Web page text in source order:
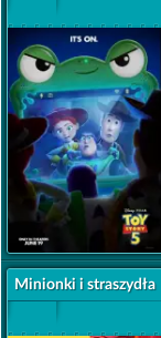
Minionki i straszydła